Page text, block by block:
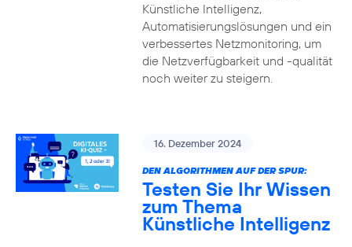
Künstliche Intelligenz,
Automatisierungslösungen und ein
verbessertes Netzmonitoring, um
die Netzverfügbarkeit und -qualität
noch weiter zu steigern.
16. Dezember 2024
DEN ALGORITHMEN AUF DER SPUR:
Testen Sie Ihr Wissen
zum Thema
Künstliche Intelligenz